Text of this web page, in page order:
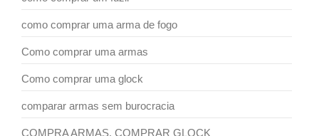
como comprar uma arma de fogo
Como comprar uma armas
Como comprar uma glock
comparar armas sem burocracia
COMPRA ARMAS. COMPRAR GLOCK